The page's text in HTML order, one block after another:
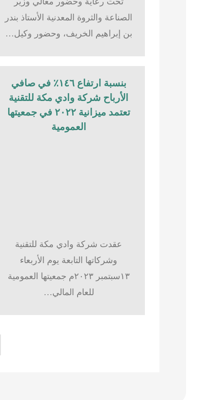
الصناعة والثروة المعدنية الأستاذ بندر
بن إبراهيم الخريف، وحضور وكيل…
بنسبة ارتفاع ١٤٦٪؜ في صافي
الأرباح شركة وادي مكة للتقنية
تعتمد ميزانية ٢٠٢٢ في جمعيتها
العمومية
عقدت شركة وادي مكة للتقنية
وشركاتها التابعة يوم الأربعاء
١٣سبتمبر ٢٠٢٣م جمعيتها العمومية
للعام المالي…